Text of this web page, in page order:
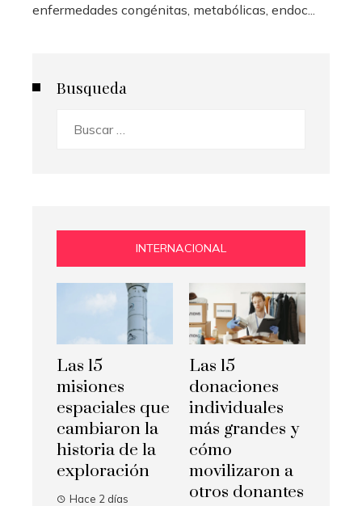
enfermedades congénitas, metabólicas, endoc...
Busqueda
INTERNACIONAL
Las 15
misiones
espaciales que
cambiaron la
historia de la
exploración
Hace 2 días
Las 15
donaciones
individuales
más grandes y
cómo
movilizaron a
otros donantes